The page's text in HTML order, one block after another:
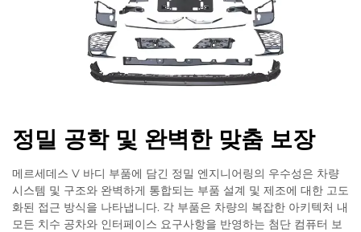
정밀 공학 및 완벽한 맞춤 보장
메르세데스 V 바디 부품에 담긴 정밀 엔지니어링의 우수성은 차량
시스템 및 구조와 완벽하게 통합되는 부품 설계 및 제조에 대한 고도
화된 접근 방식을 나타냅니다. 각 부품은 차량의 복잡한 아키텍처 내
모든 치수 공차와 인터페이스 요구사항을 반영하는 첨단 컴퓨터 보